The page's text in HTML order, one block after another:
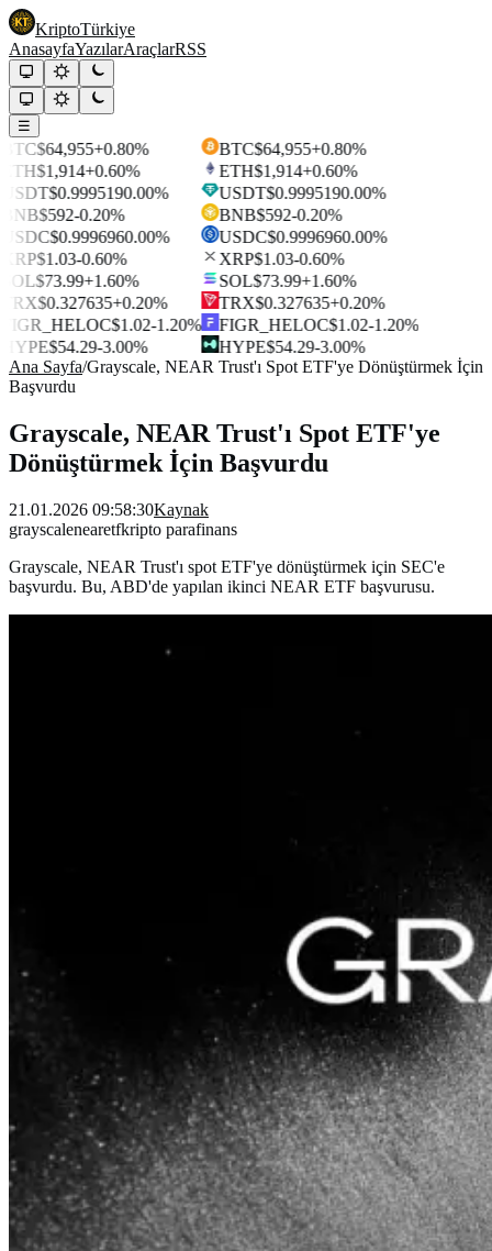
KriptoTürkiye
AnasayfaYazılarAraçlarRSS
☰
BTC$64,955+0.80%
ETH$1,914+0.60%
USDT$0.9995190.00%
BNB$592-0.20%
USDC$0.9996960.00%
XRP$1.03-0.60%
SOL$73.99+1.60%
TRX$0.327635+0.20%
FIGR_HELOC$1.02-1.20%
HYPE$54.29-3.00%
BTC$64,955+0.80%
ETH$1,914+0.60%
USDT$0.9995190.00%
BNB$592-0.20%
USDC$0.9996960.00%
XRP$1.03-0.60%
SOL$73.99+1.60%
TRX$0.327635+0.20%
FIGR_HELOC$1.02-1.20%
HYPE$54.29-3.00%
Ana Sayfa/Grayscale, NEAR Trust'ı Spot ETF'ye Dönüştürmek İçin
Başvurdu
Grayscale, NEAR Trust'ı Spot ETF'ye
Dönüştürmek İçin Başvurdu
21.01.2026 09:58:30Kaynak
grayscalenearetfkripto parafinans
Grayscale, NEAR Trust'ı spot ETF'ye dönüştürmek için SEC'e
başvurdu. Bu, ABD'de yapılan ikinci NEAR ETF başvurusu.